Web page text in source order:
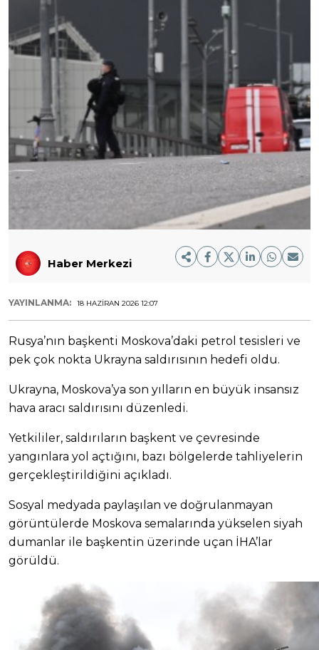
Haber Merkezi
YAYINLANMA: 18 HAZIRAN 2026 12:07
Rusya’nın başkenti Moskova’daki petrol tesisleri ve
pek çok nokta Ukrayna saldırısının hedefi oldu.
Ukrayna, Moskova’ya son yılların en büyük insansız
hava aracı saldırısını düzenledi.
Yetkililer, saldırıların başkent ve çevresinde
yangınlara yol açtığını, bazı bölgelerde tahliyelerin
gerçekleştirildiğini açıkladı.
Sosyal medyada paylaşılan ve doğrulanmayan
görüntülerde Moskova semalarında yükselen siyah
dumanlar ile başkentin üzerinde uçan İHA’lar
görüldü.